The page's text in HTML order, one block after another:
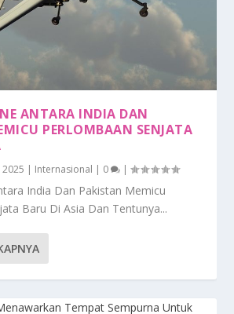
ANTARA INDIA DAN
PERLOMBAAN SENJATA
2025 | Internasional | 0 |
India Dan Pakistan Memicu
Baru Di Asia Dan Tentunya...